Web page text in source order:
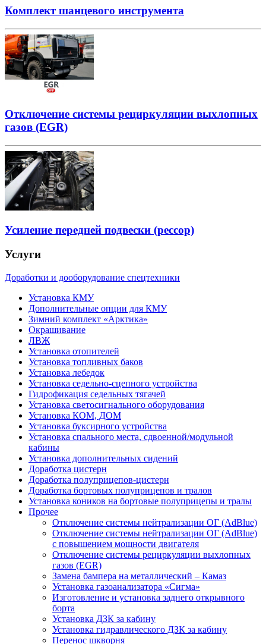
Комплект шанцевого инструмента
Отключение системы рециркуляции выхлопных
газов (EGR)
Усиление передней подвески (рессор)
Услуги
Доработки и дооборудование спецтехники
Установка КМУ
Дополнительные опции для КМУ
Зимний комплект «Арктика»
Окрашивание
ЛВЖ
Установка отопителей
Установка топливных баков
Установка лебедок
Установка седельно-сцепного устройства
Гидрофикация седельных тягачей
Установка светосигнального оборудования
Установка КОМ, ДОМ
Установка буксирного устройства
Установка спального места, сдвоенной/модульной
кабины
Установка дополнительных сидений
Доработка цистерн
Доработка полуприцепов-цистерн
Доработка бортовых полуприцепов и тралов
Установка коников на бортовые полуприцепы и тралы
Прочее
Отключение системы нейтрализации ОГ (AdBlue)
Отключение системы нейтрализации ОГ (AdBlue)
с повышением мощности двигателя
Отключение системы рециркуляции выхлопных
газов (EGR)
Замена бампера на металлический – Камаз
Установка газоанализатора «Сигма»
Изготовление и установка заднего открывного
борта
Установка ДЗК за кабину
Установка гидравлического ДЗК за кабину
Перенос шкворня